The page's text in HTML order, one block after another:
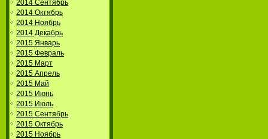
2014 Сентябрь
2014 Октябрь
2014 Ноябрь
2014 Декабрь
2015 Январь
2015 Февраль
2015 Март
2015 Апрель
2015 Май
2015 Июнь
2015 Июль
2015 Сентябрь
2015 Октябрь
2015 Ноябрь